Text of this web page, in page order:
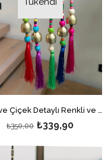
Hasır ve Çiçek Detaylı Renkli ve Zilli Duvar Dekoru/Kapı Süsü/ Rüzgar Çanı
₺339,90
₺350,00